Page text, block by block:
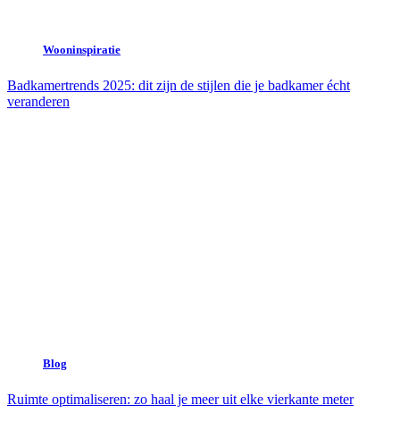
Wooninspiratie
Badkamertrends 2025: dit zijn de stijlen die je badkamer écht
veranderen
Blog
Ruimte optimaliseren: zo haal je meer uit elke vierkante meter